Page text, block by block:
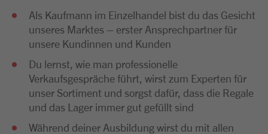
Als Kaufmann im Einzelhandel bist du das Gesicht
unseres Marktes – erster Ansprechpartner für
unsere Kundinnen und Kunden
Du lernst, wie man professionelle
Verkaufsgespräche führt, wirst zum Experten für
unser Sortiment und sorgst dafür, dass die Regale
und das Lager immer gut gefüllt sind
Während deiner Ausbildung wirst du mit allen